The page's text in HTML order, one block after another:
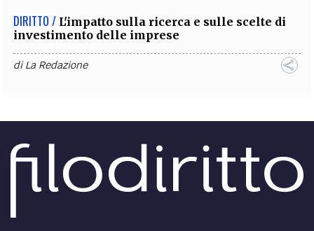
DIRITTO / L'impatto sulla ricerca e sulle scelte di
investimento delle imprese
diLa Redazione